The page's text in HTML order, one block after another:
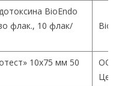
BioEndo
флак., 10 флак/
10х75 мм 50